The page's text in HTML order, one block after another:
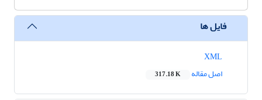
فایل ها
اصل مقاله
317.18 K